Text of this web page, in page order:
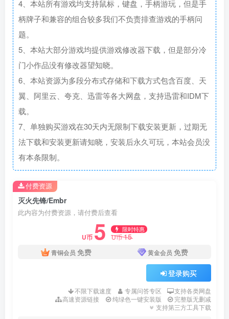
4、本站所有游戏均支持鼠标，键盘，手柄游玩，但是手
柄牌子和兼容的组合较多我们不负责排查游戏的手柄问
题。
5、本站大部分游戏均提供游戏修改器下载，但是部分冷
门小作品没有修改器望知晓。
6、本站资源为多段分布式存储和下载方式包含百度、天
翼、阿里云、夸克、迅雷等各大网盘，支持迅雷和IDM下
载。
7、单独购买游戏在30天内无限制下载安装更新，过期无
法下载和安装更新请知晓，安装后永久可玩，本站会员没
有本条限制。
灭火先锋/Embr
此内容为付费资源，请付费后查看
U币 5 限时特惠
U币15
青铜会员 免费 黄金会员 免费
登录购买
不限下载速度 专属问答专区
支持各类网盘
高速资源链接
纯绿色一键安装版
完整版无删减
支持第三方工具下载
付费资源